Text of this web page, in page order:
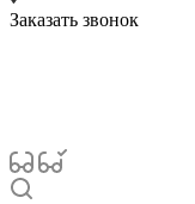
Заказать звонок